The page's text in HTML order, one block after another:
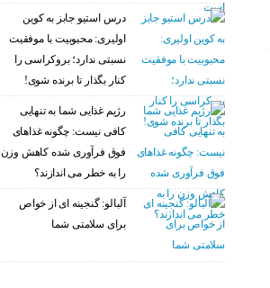
درس استیو جابز به کوین
اولیری: محبوبیت با موفقیت
نسبتی ندارد؛ بروکراسی را
کنار بگذار تا برنده شوی!
رژیم غذایی شما به تنهایی
کافی نیست: چگونه غذاهای
فوق فرآوری شده کاهش وزن
را به خطر می اندازند؟
آلبالو: گنجینه ای از خواص
برای سلامتی شما